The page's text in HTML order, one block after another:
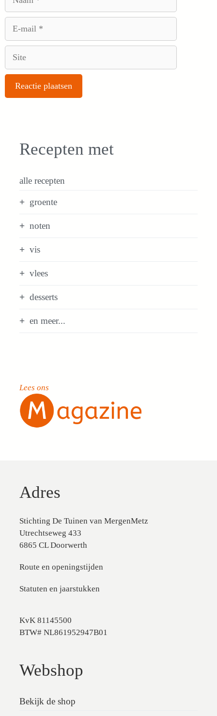
Recepten met
alle recepten
groente
noten
vis
vlees
desserts
en meer...
Lees ons
Adres
Stichting De Tuinen van MergenMetz
Utrechtseweg 433
6865 CL Doorwerth
Route en openingstijden
Statuten en jaarstukken
KvK 81145500
BTW# NL861952947B01
Webshop
Bekijk de shop